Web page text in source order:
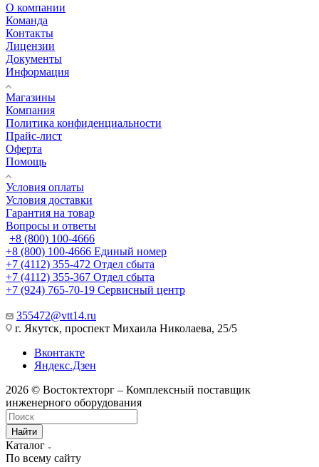
О компании
Команда
Контакты
Лицензии
Документы
Информация
Магазины
Компания
Политика конфиденциальности
Прайс-лист
Оферта
Помощь
Условия оплаты
Условия доставки
Гарантия на товар
Вопросы и ответы
+8 (800) 100-4666
+8 (800) 100-4666 Единый номер
+7 (4112) 355-472 Отдел сбыта
+7 (4112) 355-367 Отдел сбыта
+7 (924) 765-70-19 Сервисный центр
355472@vtt14.ru
г. Якутск, проспект Михаила Николаева, 25/5
Вконтакте
Яндекс.Дзен
2026 © Востоктехторг – Комплексный поставщик
инженерного оборудования
Найти
Каталог
По всему сайту